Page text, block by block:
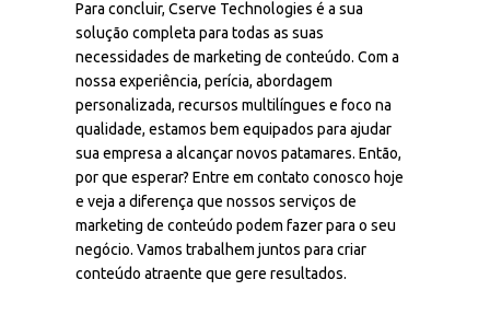
Para concluir, Cserve Technologies é a sua
solução completa para todas as suas
necessidades de marketing de conteúdo. Com a
nossa experiência, perícia, abordagem
personalizada, recursos multilíngues e foco na
qualidade, estamos bem equipados para ajudar
sua empresa a alcançar novos patamares. Então,
por que esperar? Entre em contato conosco hoje
e veja a diferença que nossos serviços de
marketing de conteúdo podem fazer para o seu
negócio. Vamos trabalhem juntos para criar
conteúdo atraente que gere resultados.